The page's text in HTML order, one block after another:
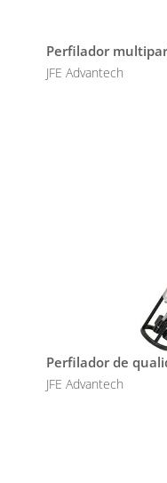
Perfilador
JFE Advantech
Perfilador de
JFE Advantech